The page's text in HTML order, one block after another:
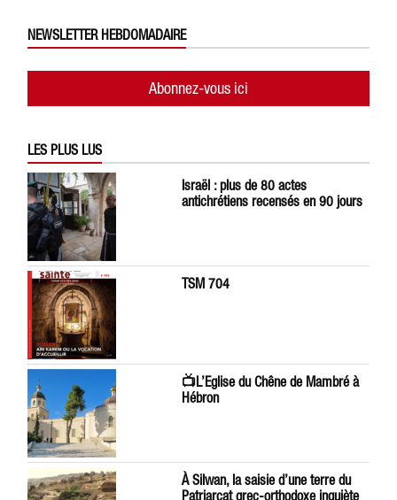
NEWSLETTER HEBDOMADAIRE
Abonnez-vous ici
LES PLUS LUS
Israël : plus de 80 actes
antichrétiens recensés en 90 jours
TSM 704
📺L’Eglise du Chêne de Mambré à
Hébron
À Silwan, la saisie d’une terre du
Patriarcat grec-orthodoxe inquiète